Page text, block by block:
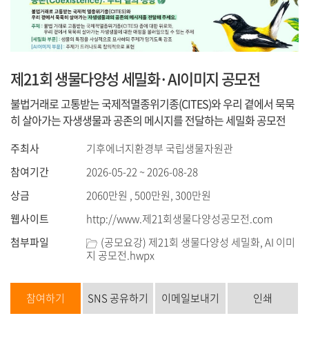
제21회 생물다양성 세밀화·AI이미지 공모전
불법거래로 고통받는 국제적멸종위기종(CITES)와 우리 곁에서 묵묵
히 살아가는 자생생물과 공존의 메시지를 전달하는 세밀화 공모전
주최사
기후에너지환경부 국립생물자원관
참여기간
2026-05-22 ~ 2026-08-28
상금
2060만원 , 500만원, 300만원
웹사이트
http://www.제21회생물다양성공모전.com
첨부파일
(공모요강) 제21회 생물다양성 세밀화, AI 이미
지 공모전.hwpx
참여하기 SNS 공유하기 이메일보내기 인쇄